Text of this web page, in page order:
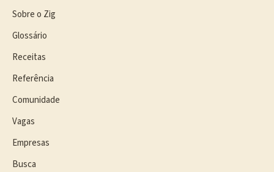
Sobre o Zig
Glossário
Receitas
Referência
Comunidade
Vagas
Empresas
Busca